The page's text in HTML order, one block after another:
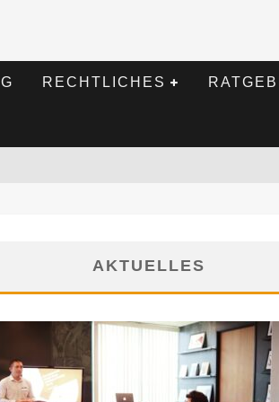
RECHTLICHES
AKTUELLES